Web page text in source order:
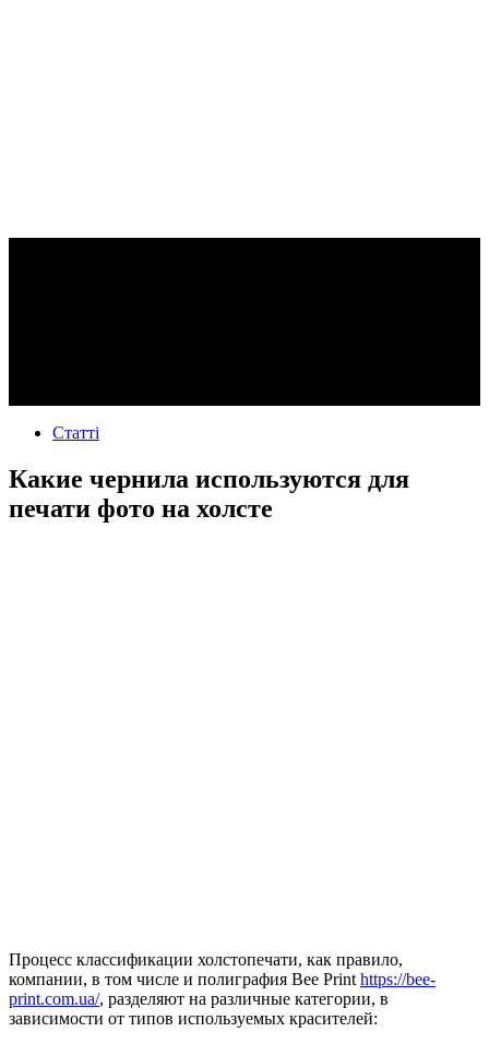
Статті
Какие чернила используются для
печати фото на холсте
Процесс классификации холстопечати, как правило,
компании, в том числе и полиграфия Bee Print https://bee-
print.com.ua/, разделяют на различные категории, в
зависимости от типов используемых красителей: